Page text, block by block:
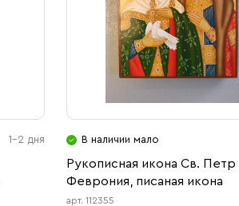
1-2 дня В наличии мало
Рукописная икона Св. Петр
Феврония, писаная икона
арт. 112355